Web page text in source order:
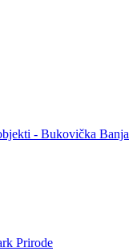
- Bukovička Banja
Prirode